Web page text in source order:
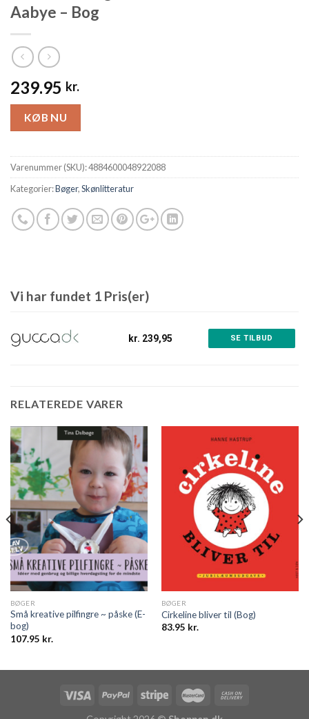
Aabye – Bog
239.95 kr.
KØB NU
Varenummer (SKU):4884600048922088
Kategorier:Bøger,Skønlitteratur
Vi har fundet 1 Pris(er)
kr. 239,95 SE TILBUD
RELATEREDE VARER
BØGER
Små kreative pilfingre ~ påske (E-
bog)
107.95 kr.
BØGER
Cirkeline bliver til (Bog)
83.95 kr.